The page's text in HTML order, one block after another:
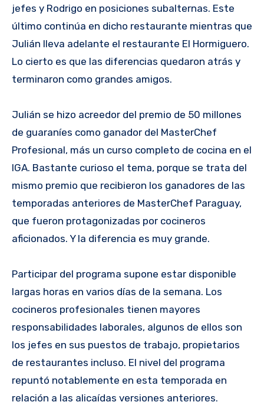
jefes y Rodrigo en posiciones subalternas. Este
último continúa en dicho restaurante mientras que
Julián lleva adelante el restaurante El Hormiguero.
Lo cierto es que las diferencias quedaron atrás y
terminaron como grandes amigos.
Julián se hizo acreedor del premio de 50 millones
de guaraníes como ganador del MasterChef
Profesional, más un curso completo de cocina en el
IGA. Bastante curioso el tema, porque se trata del
mismo premio que recibieron los ganadores de las
temporadas anteriores de MasterChef Paraguay,
que fueron protagonizadas por cocineros
aficionados. Y la diferencia es muy grande.
Participar del programa supone estar disponible
largas horas en varios días de la semana. Los
cocineros profesionales tienen mayores
responsabilidades laborales, algunos de ellos son
los jefes en sus puestos de trabajo, propietarios
de restaurantes incluso. El nivel del programa
repuntó notablemente en esta temporada en
relación a las alicaídas versiones anteriores.